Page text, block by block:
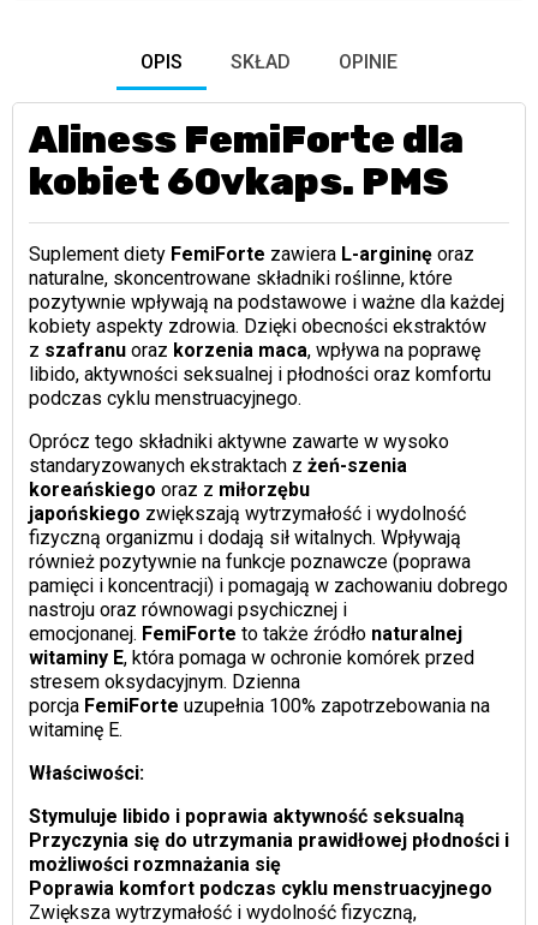
OPIS SKŁAD OPINIE
Aliness FemiForte dla
kobiet 60vkaps. PMS
Suplement diety FemiForte zawiera L-argininęoraz
naturalne, skoncentrowane składniki roślinne, które
pozytywnie wpływają na podstawowe i ważne dla każdej
kobiety aspekty zdrowia. Dzięki obecności ekstraktów
z szafranuoraz korzenia maca, wpływa na poprawę
libido, aktywności seksualnej i płodności oraz komfortu
podczas cyklu menstruacyjnego.
Oprócz tego składniki aktywne zawarte w wysoko
standaryzowanych ekstraktach z żeń-szenia
koreańskiego oraz z miłorzębu
japońskiego zwiększają wytrzymałość i wydolność
fizyczną organizmu i dodają sił witalnych. Wpływają
również pozytywnie na funkcje poznawcze (poprawa
pamięci i koncentracji) i pomagają w zachowaniu dobrego
nastroju oraz równowagi psychicznej i
emocjonanej. FemiForte to także źródło naturalnej
witaminy E, która pomaga w ochronie komórek przed
stresem oksydacyjnym. Dzienna
porcja FemiForte uzupełnia 100% zapotrzebowania na
witaminę E.
Właściwości:
Stymuluje libido i poprawia aktywność seksualną
Przyczynia się do utrzymania prawidłowej płodności i
możliwości rozmnażania się
Poprawia komfort podczas cyklu menstruacyjnego
Zwiększa wytrzymałość i wydolność fizyczną,